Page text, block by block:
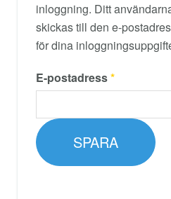
inloggning. Ditt
skickas till den e-
för dina
E-postadress*
SPARA